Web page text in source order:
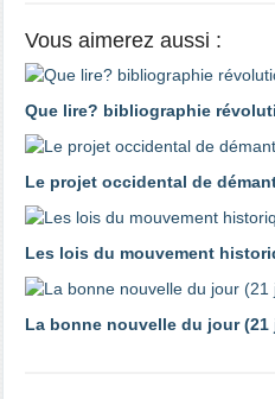
Vous aimerez aussi :
Que lire? bibliographie
Le projet occidental de
Les lois du mouvement
La bonne nouvelle du jour (21